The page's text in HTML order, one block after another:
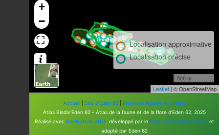
24observations
Dernière observation en
Impatiente glanduleuse
Impatiens glanduliferaRoyle, 1833
2023 Fiche espèce
Triton ponctué (Le)
Lissotriton vulgaris (Linnaeus, 1758)
observations
+
−
Localisation approximative
Localisation précise
500 m
Leaflet | © OpenStreetMap
Accueil| Site d'Eden 62|
Mentions légales et crédits
Atlas Biodiv'Eden 62 - Atlas de la faune et de la flore d'Eden 62, 2025
Réalisé avec GeoNature-atlas, développé par le Parc national des Écrins, et
adapté par Eden 62